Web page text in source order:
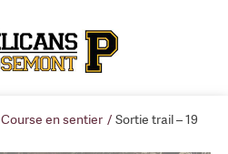
Course en sentier / Sortie trail – 19